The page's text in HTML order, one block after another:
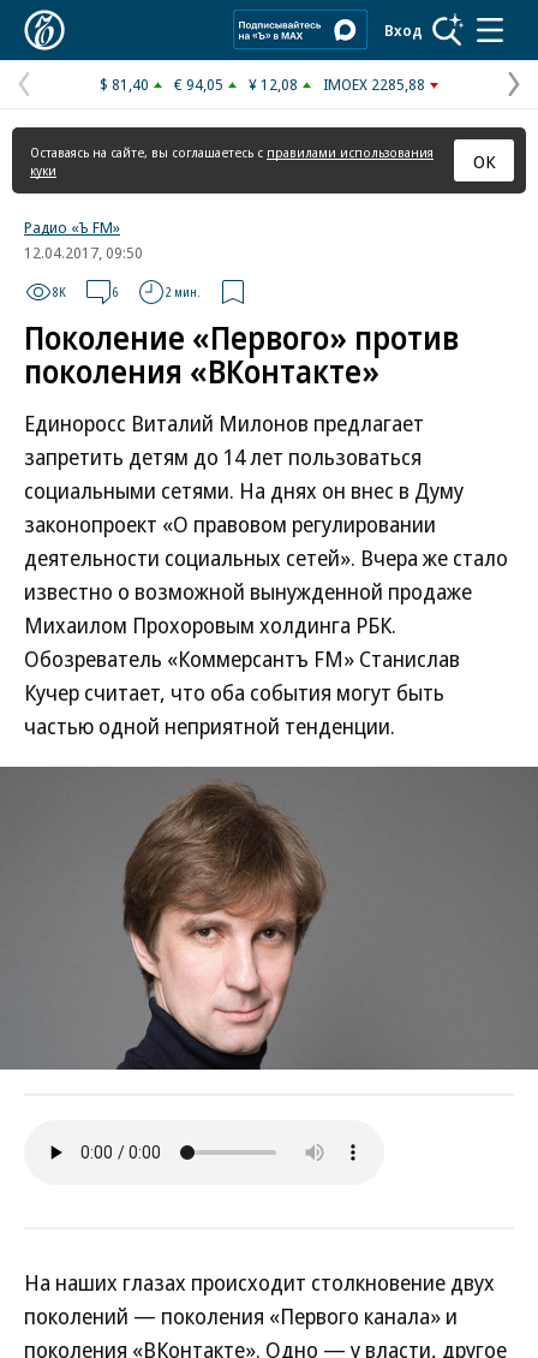
Вход
Предыдущая
страница
$ 81,40 € 94,05 ¥ 12,08 IMOEX 2285,88
Оставаясь на сайте, вы соглашаетесь с правилами использования
куки
ОК
Радио «Ъ FM»
12.04.2017, 09:50
8K 6 2 мин.
Поколение «Первого» против
поколения «ВКонтакте»
Единоросс Виталий Милонов предлагает
запретить детям до 14 лет пользоваться
социальными сетями. На днях он внес в Думу
законопроект «О правовом регулировании
деятельности социальных сетей». Вчера же стало
известно о возможной вынужденной продаже
Михаилом Прохоровым холдинга РБК.
Обозреватель «Коммерсантъ FM» Станислав
Кучер считает, что оба события могут быть
частью одной неприятной тенденции.
На наших глазах происходит столкновение двух
поколений — поколения «Первого канала» и
поколения «ВКонтакте». Одно — у власти, другое